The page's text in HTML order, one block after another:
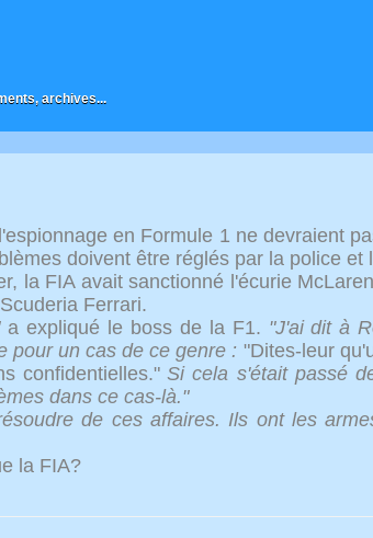
archives...
en Formule 1 ne devraient
doivent être réglés par la police et
la FIA avait sanctionné l'écurie
Ferrari.
a expliqué le boss de la F1. "J'ai dit à
pour un cas de ce genre : "Dites-leur
confidentielles." Si cela s'était passé
dans ce cas-là."
de ces affaires. Ils ont les